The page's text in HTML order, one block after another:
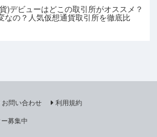
)デビューはどこの取引所がオススメ？
なの？人気仮想通貨取引所を徹底比
お問い合わせ
利用規約
募集中